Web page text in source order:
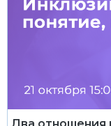
Два отношения